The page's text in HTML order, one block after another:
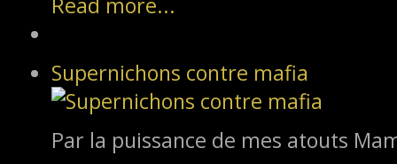
Supernichons contre mafia
Par la puissance de mes atouts